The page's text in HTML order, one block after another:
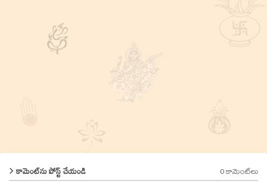
కామెంట్‌ను పోస్ట్ చేయండి 0 కామెంట్‌లు